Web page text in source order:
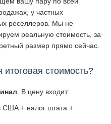
у частных
реселлеров. Мы не
реальную стоимость, за
размер прямо сейчас.
итоговая стоимость?
. В цену входит:
США + налог штата +